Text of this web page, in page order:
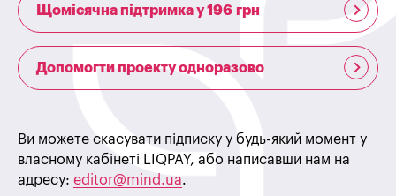
Щомісячна підтримка у 196 грн
Допомогти проекту одноразово
Ви можете скасувати підписку у будь-який момент у
власному кабінеті LIQPAY, або написавши нам на
адресу: editor@mind.ua.